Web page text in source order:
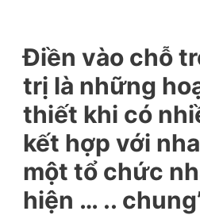
Điền vào chỗ
trị là những
thiết khi có
kết hợp với
một tổ chức
hiện … ..